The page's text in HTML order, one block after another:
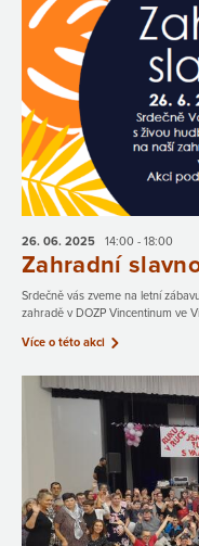
26. 06. 2025 14:00 - 18:00
Zahradní
Srdečně vás zveme na letní
zahradě v DOZP Vincentinum ve
Více o této akci